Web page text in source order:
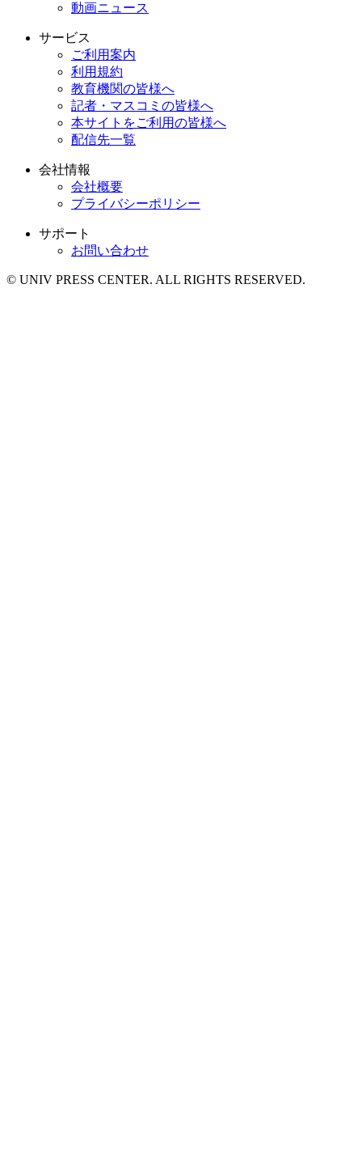
動画ニュース
サービス
ご利用案内
利用規約
教育機関の皆様へ
記者・マスコミの皆様へ
本サイトをご利用の皆様へ
配信先一覧
会社情報
会社概要
プライバシーポリシー
サポート
お問い合わせ
© UNIV PRESS CENTER. ALL RIGHTS RESERVED.